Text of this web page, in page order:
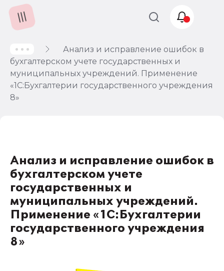
Анализ и исправление ошибок в
бухгалтерском учете государственных и
муниципальных учреждений. Применение
«1С:Бухгалтерии государственного учреждения
8»
Анализ и исправление ошибок в
бухгалтерском учете
государственных и
муниципальных учреждений.
Применение «1С:Бухгалтерии
государственного учреждения
8»
Учет и
налогообложение
Автоматизация